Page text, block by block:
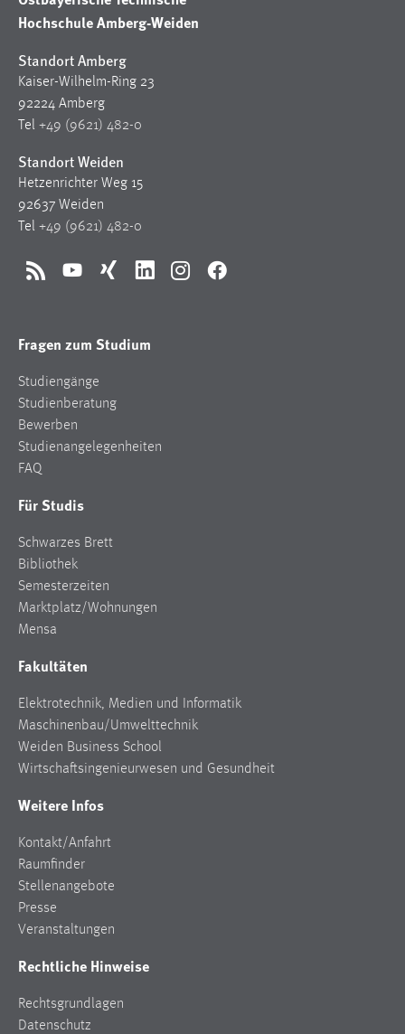
Hochschule Amberg-Weiden
Standort Amberg
Kaiser-Wilhelm-Ring 23
92224 Amberg
Tel +49 (9621) 482-0
Standort Weiden
Hetzenrichter Weg 15
92637 Weiden
Tel +49 (9621) 482-0
RSS YouTubeXing LinkedInInstagramFacebook
Fragen zum Studium
Studiengänge
Studienberatung
Bewerben
Studienangelegenheiten
FAQ
Für Studis
Schwarzes Brett
Bibliothek
Semesterzeiten
Marktplatz/Wohnungen
Mensa
Fakultäten
Elektrotechnik, Medien und Informatik
Maschinenbau/Umwelttechnik
Weiden Business School
Wirtschaftsingenieurwesen und Gesundheit
Weitere Infos
Kontakt/Anfahrt
Raumfinder
Stellenangebote
Presse
Veranstaltungen
Rechtliche Hinweise
Rechtsgrundlagen
Datenschutz